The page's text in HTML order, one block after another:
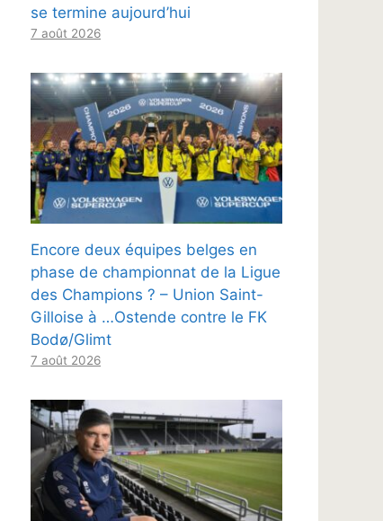
se termine aujourd’hui
7 août 2026
Encore deux équipes belges en
phase de championnat de la Ligue
des Champions ? – Union Saint-
Gilloise à …Ostende contre le FK
Bodø/Glimt
7 août 2026